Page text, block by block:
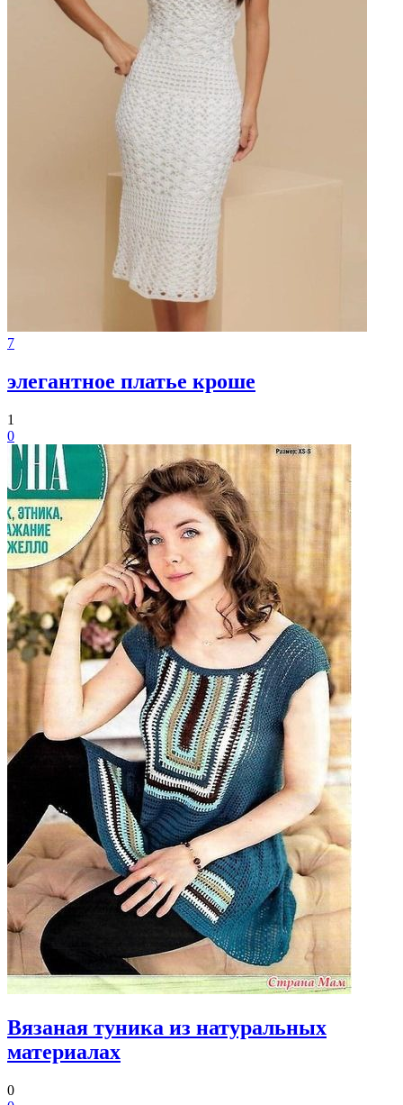
7
элегантное платье кроше
1
0
Вязаная туника из натуральных
материалах
0